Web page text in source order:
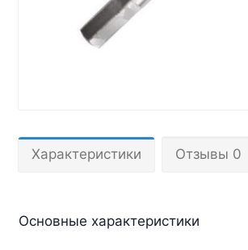
Характеристики Отзывы 0
Основные характеристики